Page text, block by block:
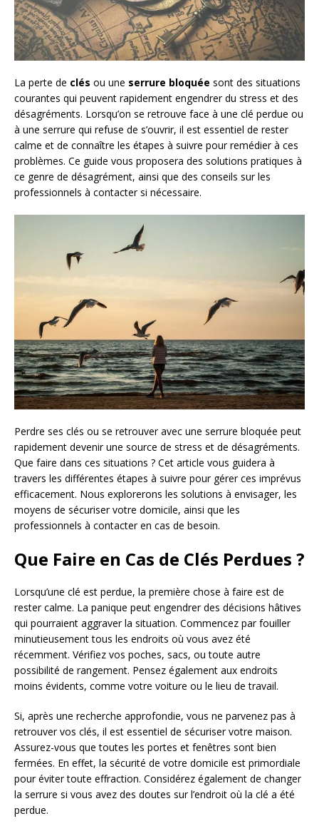
La perte de clés ou une serrure bloquée sont des situations
courantes qui peuvent rapidement engendrer du stress et des
désagréments. Lorsqu’on se retrouve face à une clé perdue ou
à une serrure qui refuse de s’ouvrir, il est essentiel de rester
calme et de connaître les étapes à suivre pour remédier à ces
problèmes. Ce guide vous proposera des solutions pratiques à
ce genre de désagrément, ainsi que des conseils sur les
professionnels à contacter si nécessaire.
Perdre ses clés ou se retrouver avec une serrure bloquée peut
rapidement devenir une source de stress et de désagréments.
Que faire dans ces situations ? Cet article vous guidera à
travers les différentes étapes à suivre pour gérer ces imprévus
efficacement. Nous explorerons les solutions à envisager, les
moyens de sécuriser votre domicile, ainsi que les
professionnels à contacter en cas de besoin.
Que Faire en Cas de Clés Perdues ?
Lorsqu’une clé est perdue, la première chose à faire est de
rester calme. La panique peut engendrer des décisions hâtives
qui pourraient aggraver la situation. Commencez par fouiller
minutieusement tous les endroits où vous avez été
récemment. Vérifiez vos poches, sacs, ou toute autre
possibilité de rangement. Pensez également aux endroits
moins évidents, comme votre voiture ou le lieu de travail.
Si, après une recherche approfondie, vous ne parvenez pas à
retrouver vos clés, il est essentiel de sécuriser votre maison.
Assurez-vous que toutes les portes et fenêtres sont bien
fermées. En effet, la sécurité de votre domicile est primordiale
pour éviter toute effraction. Considérez également de changer
la serrure si vous avez des doutes sur l’endroit où la clé a été
perdue.